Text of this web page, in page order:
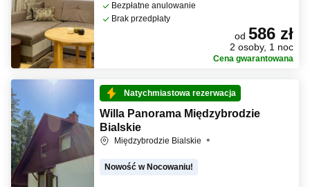
Bezpłatne anulowanie
Brak przedpłaty
od 586 zł
2 osoby, 1 noc
Cena gwarantowana
Natychmiastowa rezerwacja
Willa Panorama Międzybrodzie
Bialskie
Międzybrodzie Bialskie
Nowość w Nocowaniu!